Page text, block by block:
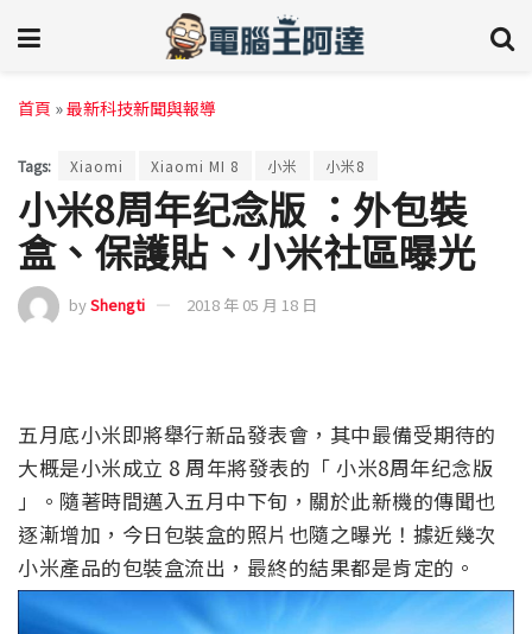
首頁 »最新科技新聞與報導
Tags: Xiaomi Xiaomi MI 8 小米 小米8
小米8周年纪念版 ：外包裝
盒、保護貼、小米社區曝光
byShengti 2018 年 05 月 18 日
五月底小米即將舉行新品發表會，其中最備受期待的
大概是小米成立 8 周年將發表的「 小米8周年纪念版
」。隨著時間邁入五月中下旬，關於此新機的傳聞也
逐漸增加，今日包裝盒的照片也隨之曝光！據近幾次
小米產品的包裝盒流出，最終的結果都是肯定的。